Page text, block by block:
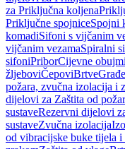
za Priključna koljena
Priključne spojniceSpojni
komadiSifoni s vijčanim
vijčanim vezamaSpiralni
sifoniPriborCijevne
žljeboviČepoviBrtve
požara, zvučna izolacija i
dijelovi za Zaštita od
sustaveRezervni dijelovi
sustaveZvučna izolacija
od vibracijske buke tijela